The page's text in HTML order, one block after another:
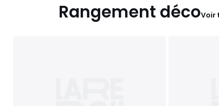
Rangement décoVoir